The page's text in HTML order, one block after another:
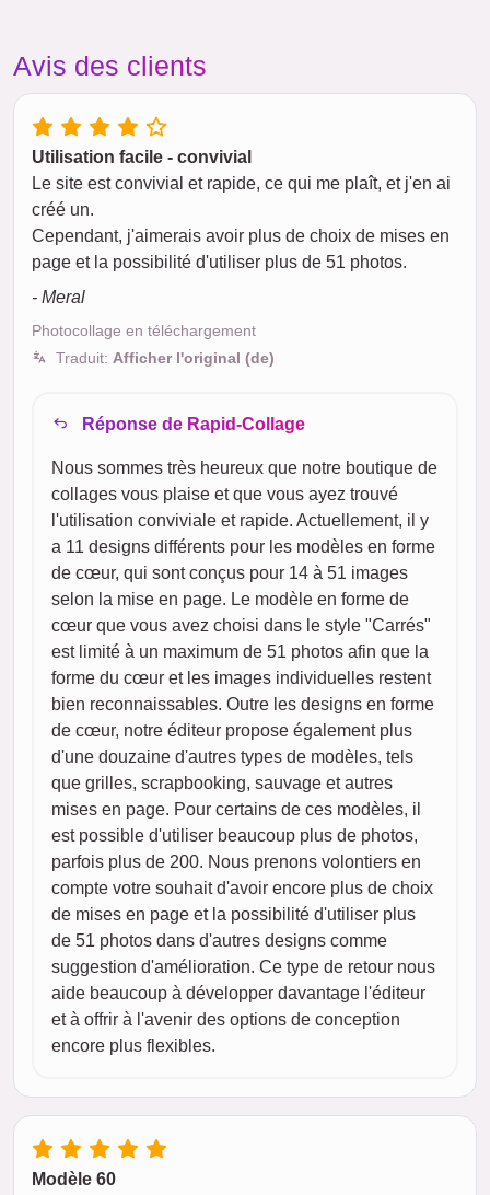
Avis des clients
Utilisation facile - convivial
Le site est convivial et rapide, ce qui me plaît, et j'en ai
créé un.
Cependant, j'aimerais avoir plus de choix de mises en
page et la possibilité d'utiliser plus de 51 photos.
- Meral
Photocollage en téléchargement
Traduit: Afficher l'original (de)
Réponse de Rapid-Collage
Nous sommes très heureux que notre boutique de
collages vous plaise et que vous ayez trouvé
l'utilisation conviviale et rapide. Actuellement, il y
a 11 designs différents pour les modèles en forme
de cœur, qui sont conçus pour 14 à 51 images
selon la mise en page. Le modèle en forme de
cœur que vous avez choisi dans le style "Carrés"
est limité à un maximum de 51 photos afin que la
forme du cœur et les images individuelles restent
bien reconnaissables. Outre les designs en forme
de cœur, notre éditeur propose également plus
d'une douzaine d'autres types de modèles, tels
que grilles, scrapbooking, sauvage et autres
mises en page. Pour certains de ces modèles, il
est possible d'utiliser beaucoup plus de photos,
parfois plus de 200. Nous prenons volontiers en
compte votre souhait d'avoir encore plus de choix
de mises en page et la possibilité d'utiliser plus
de 51 photos dans d'autres designs comme
suggestion d'amélioration. Ce type de retour nous
aide beaucoup à développer davantage l'éditeur
et à offrir à l'avenir des options de conception
encore plus flexibles.
Modèle 60